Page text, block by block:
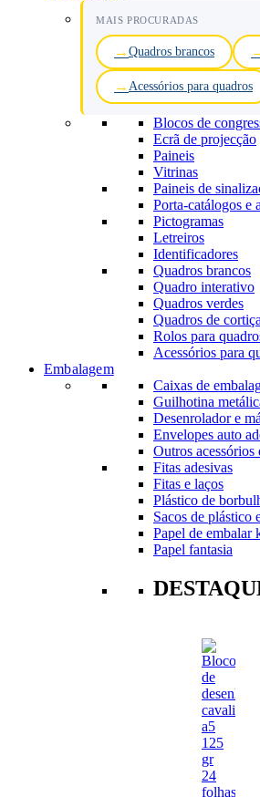
MAIS PROCURADAS
Quadros brancos
Acessórios para quadros
Blocos de
Ecrã de projecção
Paineis
Vitrinas
Paineis de
Porta-catálogos e
Pictogramas
Letreiros
Identificadores
Quadros brancos
Quadro interativo
Quadros verdes
Quadros de cortiça
Rolos para
Acessórios para
Embalagem
Caixas de
Guilhotina
Desenrolador e
Envelopes auto
Outros acessórios
Fitas adesivas
Fitas e laços
Plástico de
Sacos de plástico
Papel de embalar
Papel fantasia